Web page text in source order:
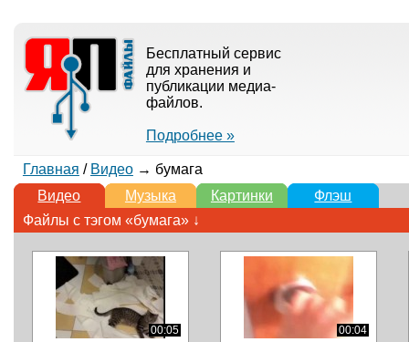
Бесплатный сервис
для хранения и
публикации медиа-
файлов.
Подробнее »
Главная / Видео→ бумага
Видео
Музыка Картинки
Флэш
Файлы с тэгом «бумага» ↓
00:05
00:04